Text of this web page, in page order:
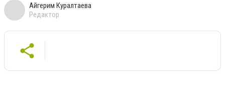
Айгерим Куралтаева
Редактор